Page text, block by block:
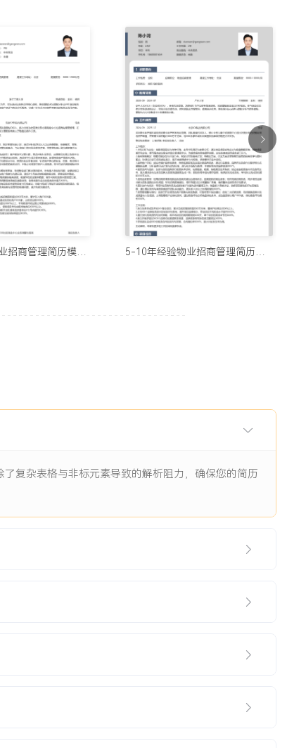
8个高质量简历模板网站，帮你轻松迈出求职第一
总是被筛掉？试试这6个在线简历制作网站
7354阅读
制作简历网站与在线简历工具推荐（2026）
5678阅读
工具实测：从智能制作到优化，国内外精选推荐
亮的简历：8个值得收藏的简历制作网站
9484阅读
复杂表格与非标元素导致的解析阻力，确保您的简历